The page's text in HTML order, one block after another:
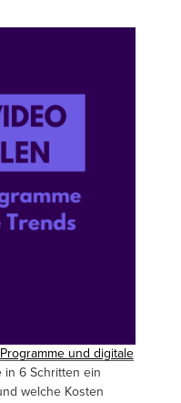
und digitale
in 6 Schritten ein
welche Kosten